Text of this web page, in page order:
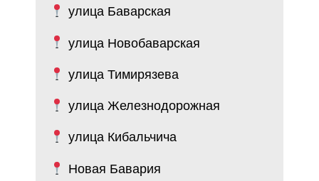
улица Баварская
улица Новобаварская
улица Тимирязева
улица Железнодорожная
улица Кибальчича
Новая Бавария